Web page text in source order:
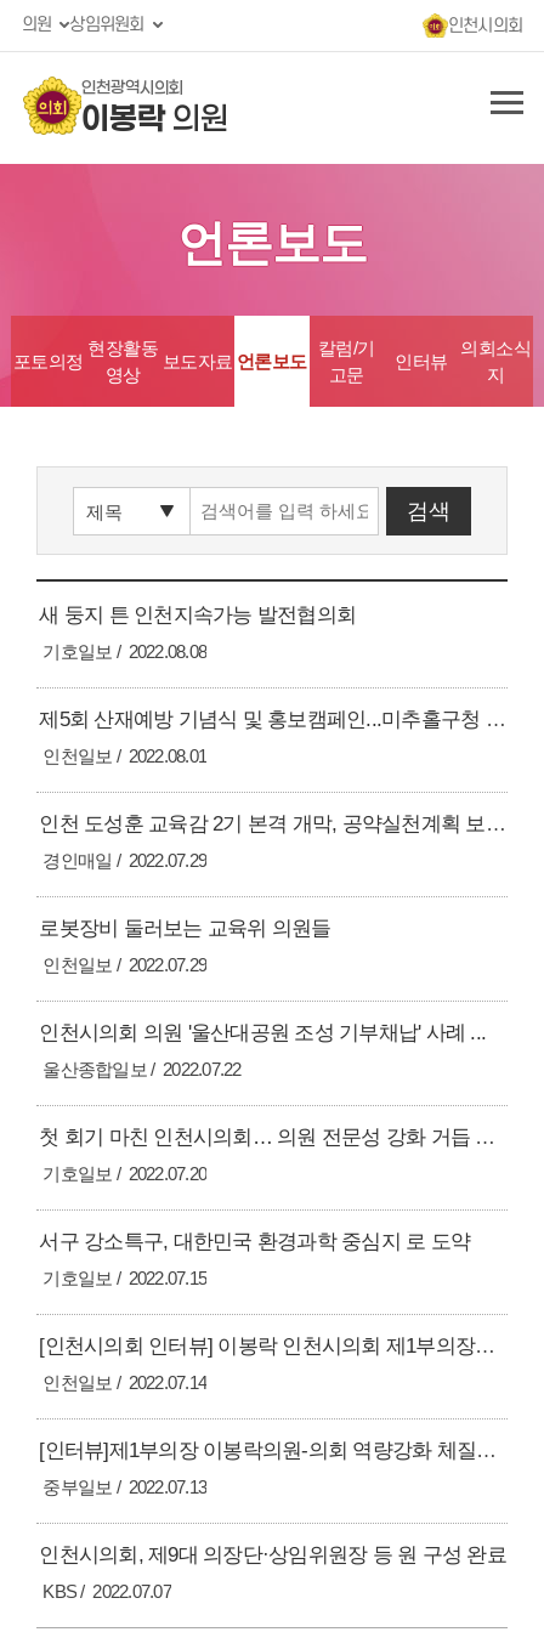
의원 상임위원회 인천시의회
인천광역시의회
이봉락의원
언론보도
포토의정
현장활동
영상
보도자료 언론보도
칼럼/기
고문
인터뷰
의회소식
지
새 둥지 튼 인천지속가능 발전협의회
기호일보 2022.08.08
제5회 산재예방 기념식 및 홍보캠페인...미추홀구청 대...
인천일보 2022.08.01
인천 도성훈 교육감 2기 본격 개막, 공약실천계획 보고...
경인매일 2022.07.29
로봇장비 둘러보는 교육위 의원들
인천일보 2022.07.29
인천시의회 의원 '울산대공원 조성 기부채납' 사례 ...
울산종합일보 2022.07.22
첫 회기 마친 인천시의회… 의원 전문성 강화 거듭 다짐
기호일보 2022.07.20
서구 강소특구, 대한민국 환경과학 중심지 로 도약
기호일보 2022.07.15
[인천시의회 인터뷰] 이봉락 인천시의회 제1부의장복지 집중...원도심 주거환경 개선도
인천일보 2022.07.14
[인터뷰]제1부의장 이봉락의원-의회 역량강화 체질개선 앞장
중부일보 2022.07.13
인천시의회, 제9대 의장단·상임위원장 등 원 구성 완료
KBS 2022.07.07